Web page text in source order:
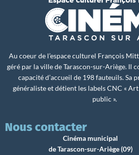
Au coeur de l’espace culturel François
géré par la ville de Tarascon-sur-Ariège. Il
capacité d’accueil de 198 fauteuils. Sa
généraliste et détient les labels CNC « Art
public ».
Nous contacter
Cinéma municipal
de Tarascon-sur-Ariège (09)